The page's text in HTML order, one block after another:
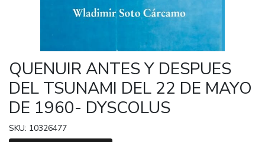
QUENUIR ANTES Y DESPUES
DEL TSUNAMI DEL 22 DE MAYO
DE 1960- DYSCOLUS
SKU: 10326477